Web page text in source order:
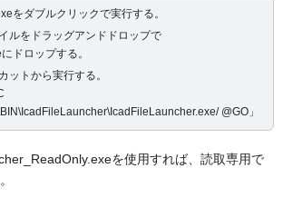
をダブルクリックで実行する。
ルをドラッグアンドドロップで
ドロップする。
ットから実行する。
@GO」
を使用すれば、読取専用で